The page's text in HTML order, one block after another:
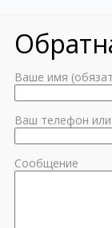
Ваше имя
Ваш телефон
Сообщение